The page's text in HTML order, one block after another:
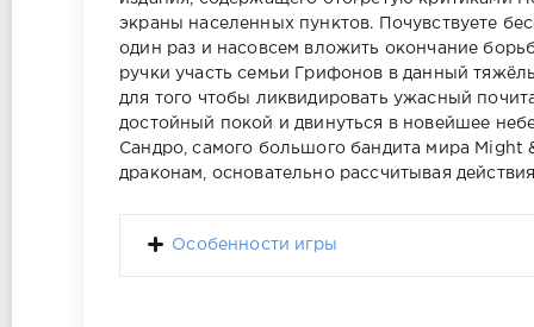
экраны населенных пунктов. Почувствуете
один раз и насовсем вложить окончание
ручки участь семьи Грифонов в данный
для того чтобы ликвидировать ужасный
достойный покой и двинуться в новейшее
Сандро, самого большого бандита мира Might
драконам, основательно рассчитывая
Особенности игры